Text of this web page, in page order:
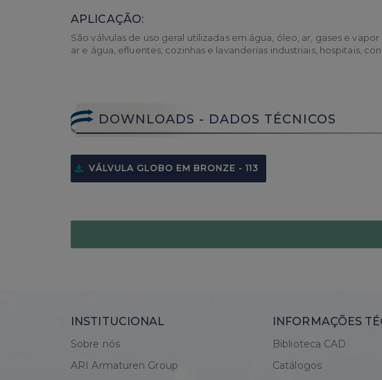
APLICAÇÃO:
São válvulas de uso geral utilizadas em água, óleo, ar, gases e
ar e água, efluentes, cozinhas e lavanderias industriais, hospitais,
DOWNLOADS - DADOS TÉCNICOS
VÁLVULA GLOBO EM BRONZE - 113
INSTITUCIONAL
Sobre nós
ARI Armaturen Group
INFORMAÇÕES
Biblioteca CAD
Catálogos